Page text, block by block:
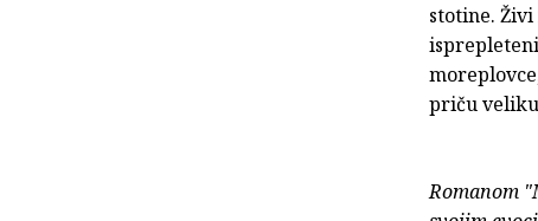
stotine.
priču
Romanom